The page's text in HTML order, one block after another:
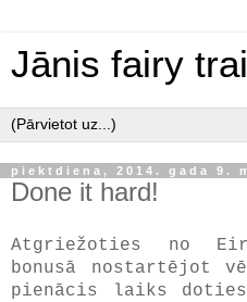
Jānis fairy
piektdiena, 2014. gada 9.
Done it hard!
Atgriežoties no
bonusā nostartējot
pienācis laiks